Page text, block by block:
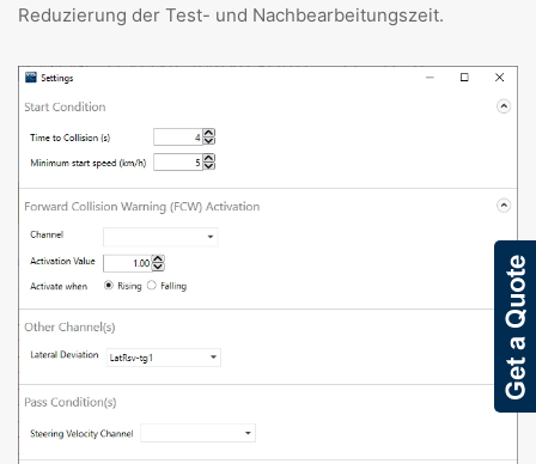
Reduzierung der Test- und Nachbearbeitungszeit.